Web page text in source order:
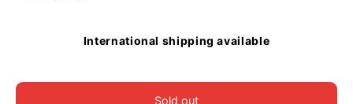
International shipping available
Sold out